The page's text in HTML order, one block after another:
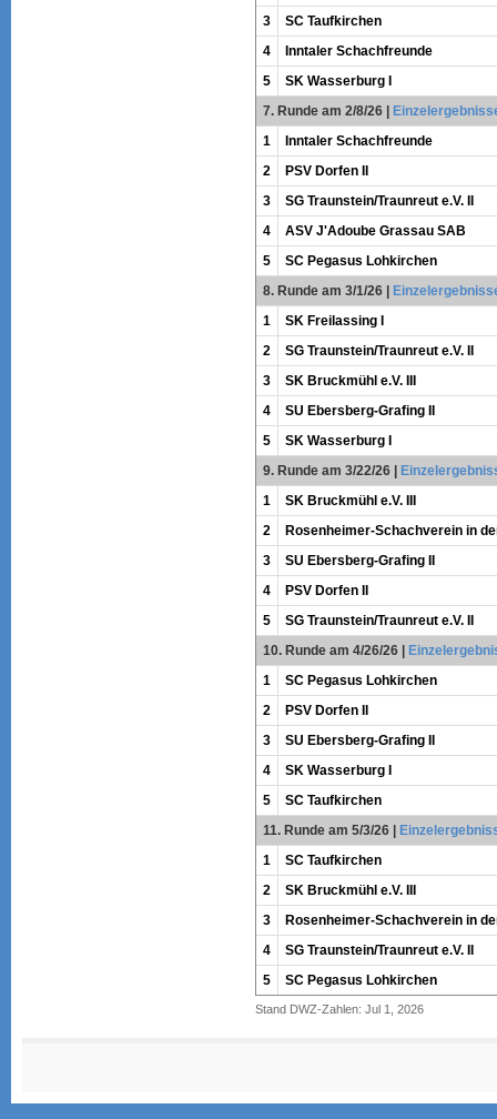
3
SC Taufkirchen
4
Inntaler Schachfreunde
5
SK Wasserburg I
7. Runde am 2/8/26|
1
Inntaler Schachfreunde
2
PSV Dorfen II
3
SG Traunstein/Traunreut e.V. II
4
ASV J'Adoube Grassau SAB
5
SC Pegasus Lohkirchen
8. Runde am 3/1/26|
1
SK Freilassing I
2
SG Traunstein/Traunreut e.V. II
3
SK Bruckmühl e.V. III
4
SU Ebersberg-Grafing II
5
SK Wasserburg I
9. Runde am 3/22/26|
1
SK Bruckmühl e.V. III
2
Rosenheimer-Schachverein in
3
SU Ebersberg-Grafing II
4
PSV Dorfen II
5
SG Traunstein/Traunreut e.V. II
10. Runde am 4/26/26|
1
SC Pegasus Lohkirchen
2
PSV Dorfen II
3
SU Ebersberg-Grafing II
4
SK Wasserburg I
5
SC Taufkirchen
11. Runde am 5/3/26|
1
SC Taufkirchen
2
SK Bruckmühl e.V. III
3
Rosenheimer-Schachverein in
4
SG Traunstein/Traunreut e.V. II
5
SC Pegasus Lohkirchen
Stand DWZ-Zahlen: Jul 1, 2026